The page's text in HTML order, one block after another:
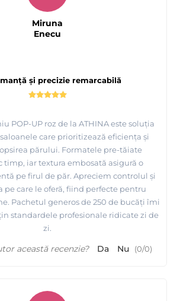
și precizie remarcabilă
POP-UP roz de la ATHINA este soluția
care prioritizează eficiența și
părului. Formatele pre-tăiate
timp, iar textura embosată asigură o
pe firul de păr. Apreciem controlul și
pe care le oferă, fiind perfecte pentru
Pachetul generos de 250 de bucăți îmi
standardele profesionale ridicate zi de
zi.
Miruna
Enecu
această recenzie? Da Nu (0/0)